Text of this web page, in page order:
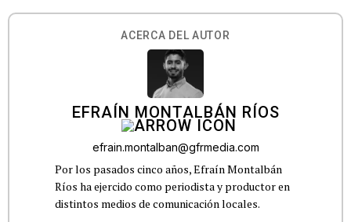
ACERCA DEL AUTOR
EFRAÍN MONTALBÁN RÍOS
efrain.montalban@gfrmedia.com
Por los pasados cinco años, Efraín Montalbán
Ríos ha ejercido como periodista y productor en
distintos medios de comunicación locales.